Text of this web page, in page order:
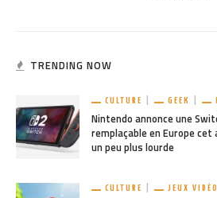
TRENDING NOW
CULTURE GEEK
Nintendo annonce une
remplaçable en Europe
un peu plus lourde
CULTURE JEUX VIDÉO